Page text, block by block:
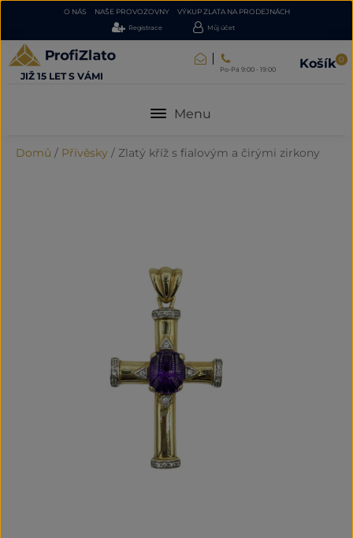
O NÁS NAŠE PROVOZOVNY VÝKUP ZLATA NA PRODEJNÁCH
Registrace Můj účet
JIŽ 15 LET S VÁMI
Po-Pá 9:00 - 19:00 Košík 0
Menu
Domů / Přívěsky / Zlatý kříž s fialovým a čirými zirkony